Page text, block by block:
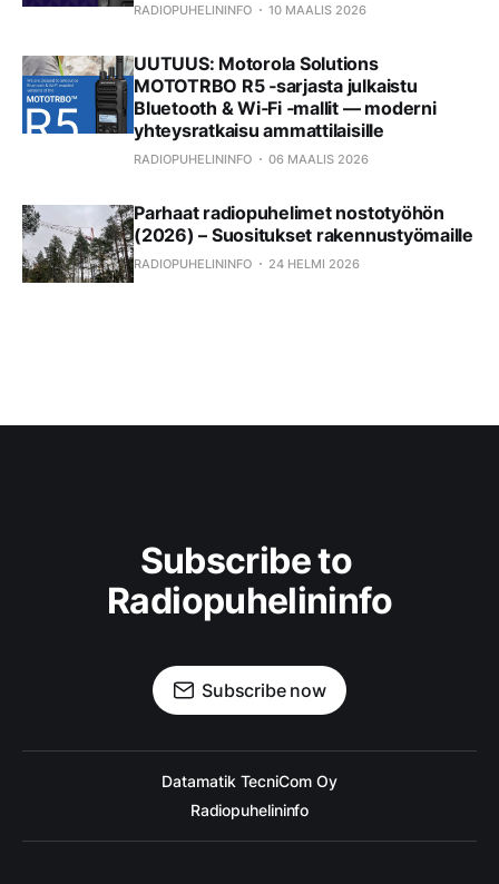
RADIOPUHELININFO 10 MAALIS 2026
UUTUUS: Motorola Solutions
MOTOTRBO R5 ‑sarjasta julkaistu
Bluetooth & Wi‑Fi ‑mallit — moderni
yhteysratkaisu ammattilaisille
RADIOPUHELININFO 06 MAALIS 2026
Parhaat radiopuhelimet nostotyöhön
(2026) – Suositukset rakennustyömaille
RADIOPUHELININFO 24 HELMI 2026
Subscribe to
Radiopuhelininfo
Subscribe now
Datamatik TecniCom Oy
Radiopuhelininfo